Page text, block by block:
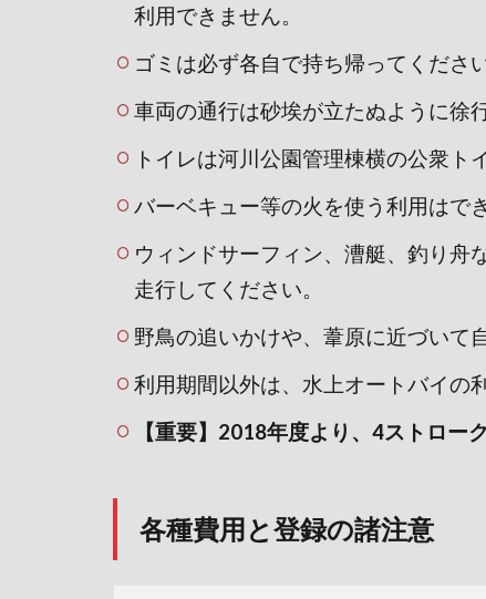
利用できません。
ゴミは必ず各自で持ち帰ってください
車両の通行は砂埃が立たぬように徐
トイレは河川公園管理棟横の公衆ト
バーベキュー等の火を使う利用はで
ウィンドサーフィン、漕艇、釣り舟
走行してください。
野鳥の追いかけや、葦原に近づいて
利用期間以外は、水上オートバイの
【重要】2018年度より、4ストロー
各種費用と登録の諸注意